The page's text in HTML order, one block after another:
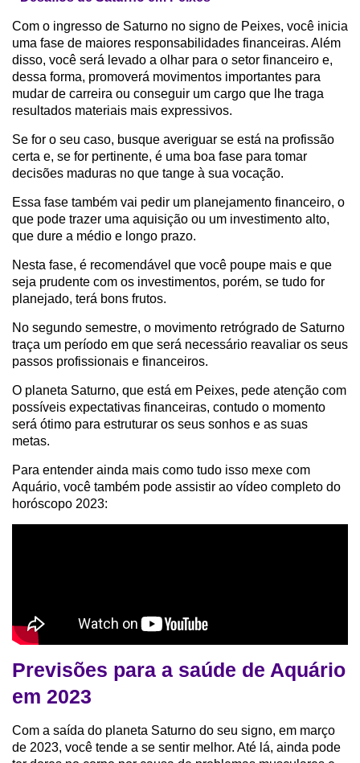
Com o ingresso de Saturno no signo de Peixes, você inicia
uma fase de maiores responsabilidades financeiras. Além
disso, você será levado a olhar para o setor financeiro e,
dessa forma, promoverá movimentos importantes para
mudar de carreira ou conseguir um cargo que lhe traga
resultados materiais mais expressivos.
Se for o seu caso, busque averiguar se está na profissão
certa e, se for pertinente, é uma boa fase para tomar
decisões maduras no que tange à sua vocação.
Essa fase também vai pedir um planejamento financeiro, o
que pode trazer uma aquisição ou um investimento alto,
que dure a médio e longo prazo.
Nesta fase, é recomendável que você poupe mais e que
seja prudente com os investimentos, porém, se tudo for
planejado, terá bons frutos.
No segundo semestre, o movimento retrógrado de Saturno
traça um período em que será necessário reavaliar os seus
passos profissionais e financeiros.
O planeta Saturno, que está em Peixes, pede atenção com
possíveis expectativas financeiras, contudo o momento
será ótimo para estruturar os seus sonhos e as suas
metas.
Para entender ainda mais como tudo isso mexe com
Aquário, você também pode assistir ao vídeo completo do
horóscopo 2023:
Previsões para a saúde de Aquário
em 2023
Com a saída do planeta Saturno do seu signo, em março
de 2023, você tende a se sentir melhor. Até lá, ainda pode